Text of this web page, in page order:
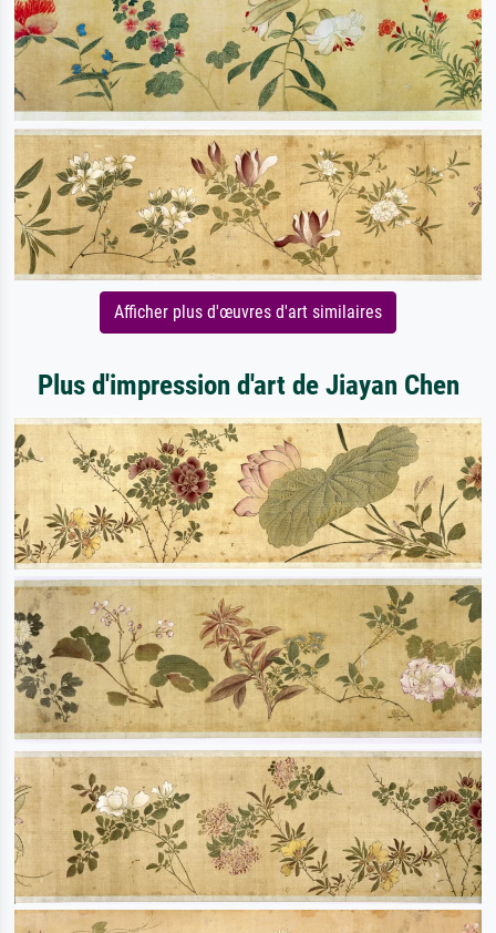
Afficher plus d'œuvres d'art similaires
Plus d'impression d'art de Jiayan Chen